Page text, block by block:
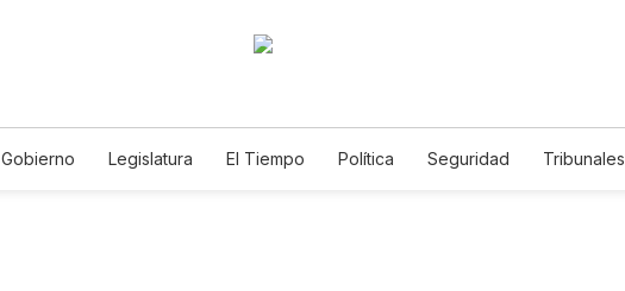
Gobierno Legislatura El Tiempo Política Seguridad Tribunales